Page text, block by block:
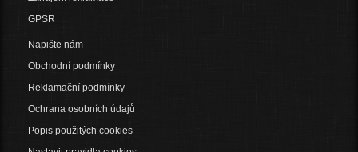
GPSR
Napište nám
Obchodní podmínky
Reklamační podmínky
Ochrana osobních údajů
Popis použitých cookies